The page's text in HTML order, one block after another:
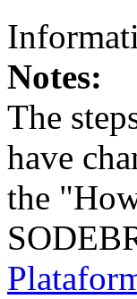
Notes:
The
have
the